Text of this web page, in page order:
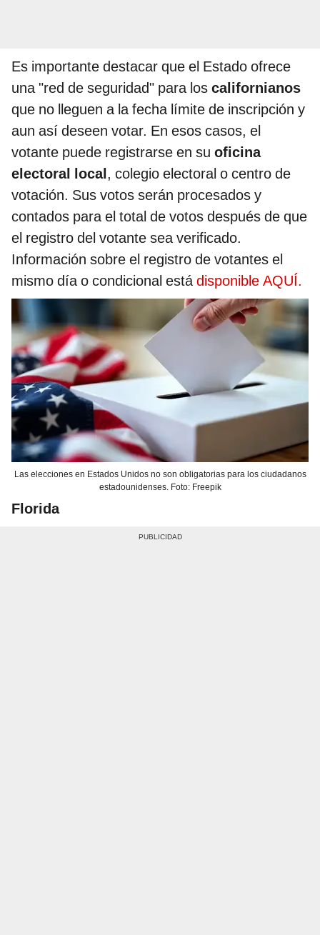
Es importante destacar que el Estado ofrece
una "red de seguridad" para los californianos
que no lleguen a la fecha límite de inscripción y
aun así deseen votar. En esos casos, el
votante puede registrarse en su oficina
electoral local, colegio electoral o centro de
votación. Sus votos serán procesados y
contados para el total de votos después de que
el registro del votante sea verificado.
Información sobre el registro de votantes el
mismo día o condicional estádisponible AQUÍ.
Las elecciones en Estados Unidos no son obligatorias para los ciudadanos
estadounidenses. Foto: Freepik
Florida